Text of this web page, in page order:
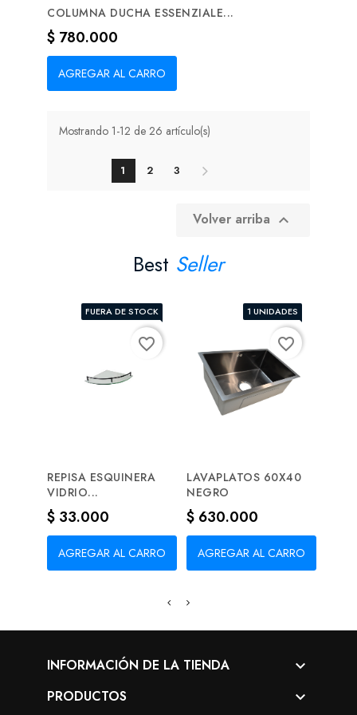
COLUMNA DUCHA ESSENZIALE...
Precio
$ 780.000
AGREGAR AL CARRO
Mostrando 1-12 de 26 artículo(s)
1 2 3
Volver arriba 
Best Seller
FUERA DE STOCK
REPISA ESQUINERA
VIDRIO...
Precio
$ 33.000
AGREGAR AL CARRO
favorite_border
1 UNIDADES
LAVAPLATOS 60X40
NEGRO
Precio
$ 630.000
AGREGAR AL CARRO
favorite_border
INFORMACIÓN DE LA TIENDA 
PRODUCTOS 